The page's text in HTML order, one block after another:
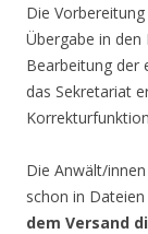
Die
Übergabe in
Bearbeitung der
das Sekretariat
Die Anwält/
schon in
dem Versand